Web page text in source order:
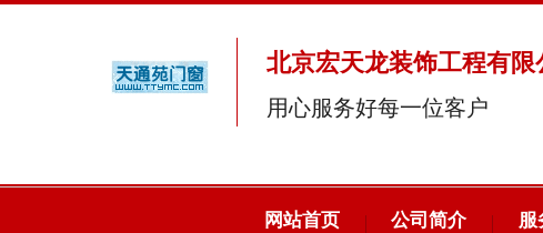
北京宏天龙装饰工程有限
用心服务好每一位客户
网站首页 公司简介 服